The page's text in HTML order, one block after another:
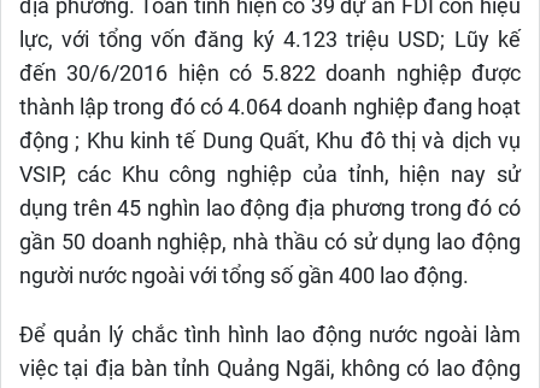
địa phương. Toàn tỉnh hiện có 39 dự án FDI còn hiệu
lực, với tổng vốn đăng ký 4.123 triệu USD; Lũy kế
đến 30/6/2016 hiện có 5.822 doanh nghiệp được
thành lập trong đó có 4.064 doanh nghiệp đang hoạt
động ; Khu kinh tế Dung Quất, Khu đô thị và dịch vụ
VSIP, các Khu công nghiệp của tỉnh, hiện nay sử
dụng trên 45 nghìn lao động địa phương trong đó có
gần 50 doanh nghiệp, nhà thầu có sử dụng lao động
người nước ngoài với tổng số gần 400 lao động.
Để quản lý chắc tình hình lao động nước ngoài làm
việc tại địa bàn tỉnh Quảng Ngãi, không có lao động